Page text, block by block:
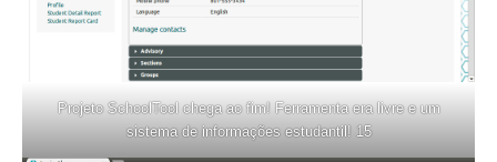
Projeto SchoolTool chega ao fim! Ferramenta era livre e um
sistema de informações estudantil! 15